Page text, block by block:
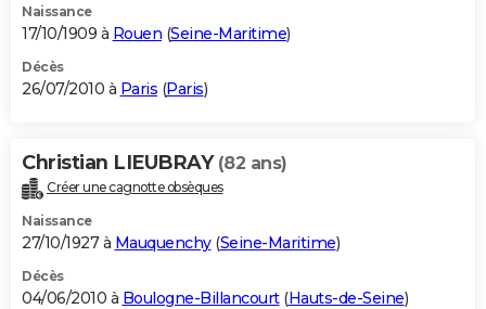
Naissance
17/10/1909 à Rouen (Seine-Maritime)
Décès
26/07/2010 à Paris (Paris)
Christian LIEUBRAY (82 ans)
Créer une cagnotte obsèques
Naissance
27/10/1927 à Mauquenchy(Seine-Maritime)
Décès
04/06/2010 à Boulogne-Billancourt(Hauts-de-Seine)